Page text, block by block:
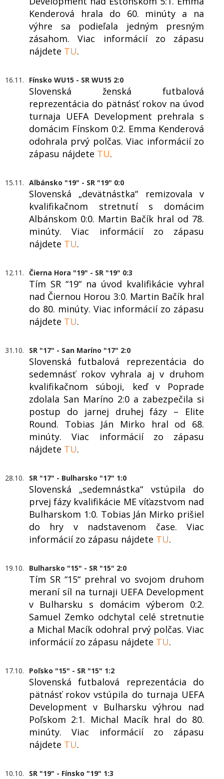
Kenderová hrala do 60. minúty a na
výhre sa podieľala jedným presným
zásahom. Viac informácií zo zápasu
nájdete TU.
16.11. Fínsko WU15 - SR WU15 2:0
Slovenská ženská futbalová
reprezentácia do pätnásť rokov na úvod
turnaja UEFA Development prehrala s
domácim Fínskom 0:2. Emma Kenderová
odohrala prvý polčas. Viac informácií zo
zápasu nájdete TU.
15.11. Albánsko "19" - SR "19" 0:0
Slovenská „devätnástka“ remizovala v
kvalifikačnom stretnutí s domácim
Albánskom 0:0. Martin Bačík hral od 78.
minúty. Viac informácií zo zápasu
nájdete TU.
12.11. Čierna Hora "19" - SR "19" 0:3
Tím SR “19“ na úvod kvalifikácie vyhral
nad Čiernou Horou 3:0. Martin Bačík hral
do 80. minúty. Viac informácií zo zápasu
nájdete TU.
31.10. SR "17" - San Maríno "17" 2:0
Slovenská futbalová reprezentácia do
sedemnásť rokov vyhrala aj v druhom
kvalifikačnom súboji, keď v Poprade
zdolala San Maríno 2:0 a zabezpečila si
postup do jarnej druhej fázy – Elite
Round. Tobias Ján Mirko hral od 68.
minúty. Viac informácií zo zápasu
nájdete TU.
28.10. SR "17" - Bulharsko "17" 1:0
Slovenská „sedemnástka“ vstúpila do
prvej fázy kvalifikácie ME víťazstvom nad
Bulharskom 1:0. Tobias Ján Mirko prišiel
do hry v nadstavenom čase. Viac
informácií zo zápasu nájdete TU.
19.10. Bulharsko "15" - SR "15" 2:0
Tím SR “15“ prehral vo svojom druhom
meraní síl na turnaji UEFA Development
v Bulharsku s domácim výberom 0:2.
Samuel Zemko odchytal celé stretnutie
a Michal Macík odohral prvý polčas. Viac
informácií zo zápasu nájdete TU.
17.10. Poľsko "15" - SR "15" 1:2
Slovenská futbalová reprezentácia do
pätnásť rokov vstúpila do turnaja UEFA
Development v Bulharsku výhrou nad
Poľskom 2:1. Michal Macík hral do 80.
minúty. Viac informácií zo zápasu
nájdete TU.
10.10. SR "19" - Fínsko "19" 1:3